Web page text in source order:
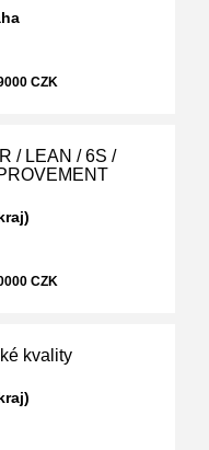
CZK
/ LEAN / 6S /
CZK
kvality